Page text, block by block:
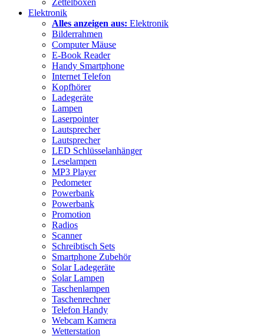
Zettelboxen
Elektronik
Alles anzeigen aus: Elektronik
Bilderrahmen
Computer Mäuse
E-Book Reader
Handy Smartphone
Internet Telefon
Kopfhörer
Ladegeräte
Lampen
Laserpointer
Lautsprecher
Lautsprecher
LED Schlüsselanhänger
Leselampen
MP3 Player
Pedometer
Powerbank
Powerbank
Promotion
Radios
Scanner
Schreibtisch Sets
Smartphone Zubehör
Solar Ladegeräte
Solar Lampen
Taschenlampen
Taschenrechner
Telefon Handy
Webcam Kamera
Wetterstation